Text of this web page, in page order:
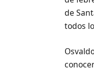
de
todos